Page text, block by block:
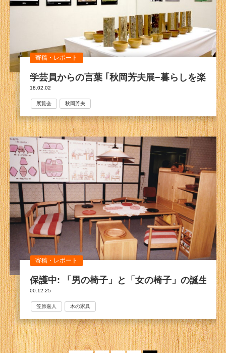
寄稿・レポート
学芸員からの言葉 ｢秋岡芳夫展−暮らしを楽し
18.02.02
展覧会 秋岡芳夫
寄稿・レポート
保護中: 「男の椅子」と「女の椅子」の誕生モ
00.12.25
笠原嘉人 木の家具